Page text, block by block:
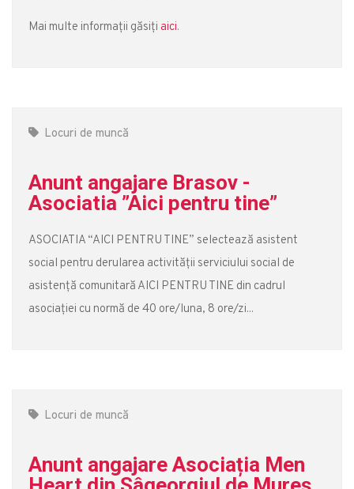
Mai multe informații găsiți aici.
Locuri de muncă
Anunt angajare Brasov -
Asociatia ”Aici pentru tine”
ASOCIATIA “AICI PENTRU TINE” selectează asistent
social pentru derularea activității serviciului social de
asistență comunitară AICI PENTRU TINE din cadrul
asociației cu normă de 40 ore/luna, 8 ore/zi...
Locuri de muncă
Anunt angajare Asociația Men